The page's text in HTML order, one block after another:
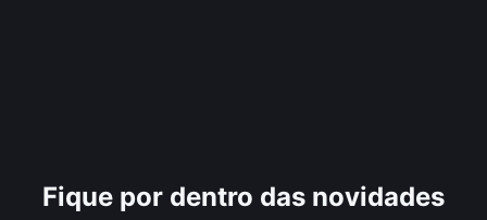
Fique por dentro das novidades